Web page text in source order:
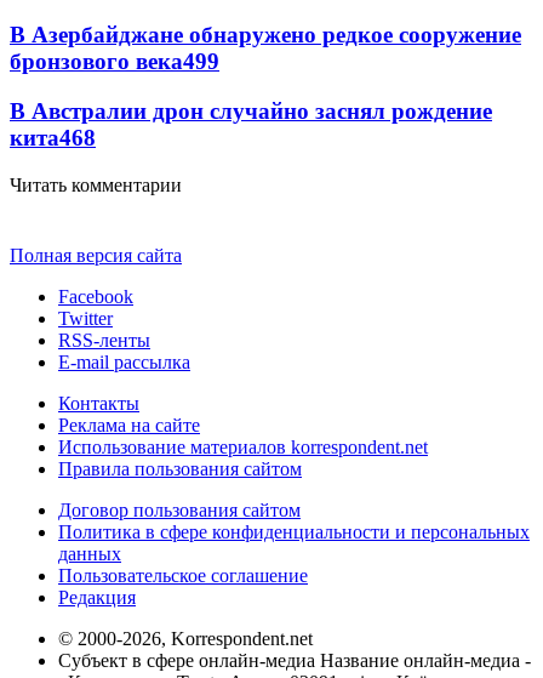
В Азербайджане обнаружено редкое сооружение
бронзового века499
В Австралии дрон случайно заснял рождение
кита468
Читать комментарии
Полная версия сайта
Facebook
Twitter
RSS-ленты
E-mail рассылка
Контакты
Реклама на сайте
Использование материалов korrespondent.net
Правила пользования сайтом
Договор пользования сайтом
Политика в сфере конфиденциальности и персональных
данных
Пользовательское соглашение
Редакция
© 2000-2026, Korrespondent.net
Субъект в сфере онлайн-медиа Название онлайн-медиа -